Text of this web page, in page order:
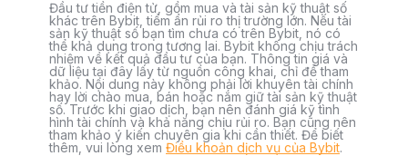
Đầu tư tiền điện tử, gồm mua và tài sản kỹ thuật số
khác trên Bybit, tiềm ẩn rủi ro thị trường lớn. Nếu tài
sản kỹ thuật số bạn tìm chưa có trên Bybit, nó có
thể khả dụng trong tương lai. Bybit không chịu trách
nhiệm về kết quả đầu tư của bạn. Thông tin giá và
dữ liệu tại đây lấy từ nguồn công khai, chỉ để tham
khảo. Nội dung này không phải lời khuyên tài chính
hay lời chào mua, bán hoặc nắm giữ tài sản kỹ thuật
số. Trước khi giao dịch, bạn nên đánh giá kỹ tình
hình tài chính và khả năng chịu rủi ro. Bạn cũng nên
tham khảo ý kiến chuyên gia khi cần thiết. Để biết
thêm, vui lòng xem Điều khoản dịch vụ của Bybit.